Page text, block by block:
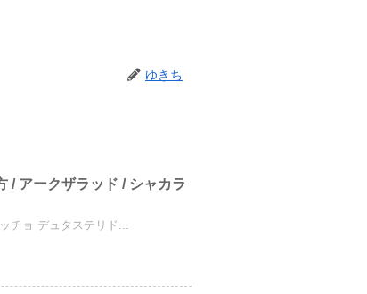
ゆきち
/ アークザラッド / シャカラ
チョ デュタステリド...